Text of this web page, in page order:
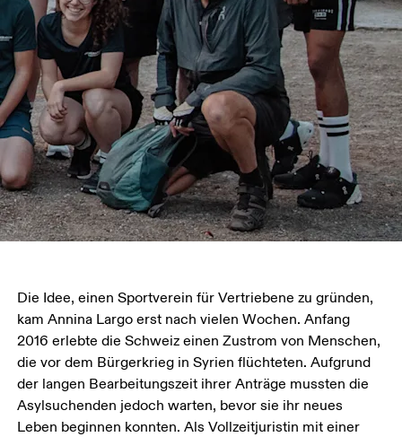
Die Idee, einen Sportverein für Vertriebene zu gründen,
kam Annina Largo erst nach vielen Wochen. Anfang
2016 erlebte die Schweiz einen Zustrom von Menschen,
die vor dem Bürgerkrieg in Syrien flüchteten. Aufgrund
der langen Bearbeitungszeit ihrer Anträge mussten die
Asylsuchenden jedoch warten, bevor sie ihr neues
Leben beginnen konnten. Als Vollzeitjuristin mit einer